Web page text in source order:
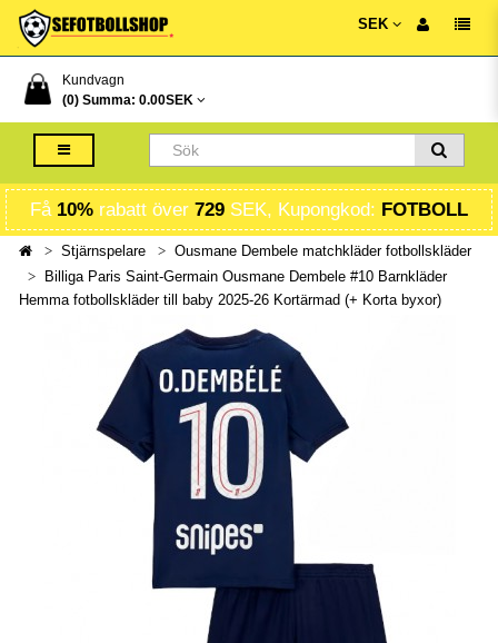
SEK
Kundvagn
(0) Summa: 0.00SEK
Få 10% rabatt över 729 SEK, Kupongkod: FOTBOLL
Stjärnspelare
Ousmane Dembele matchkläder fotbollskläder
Billiga Paris Saint-Germain Ousmane Dembele #10 Barnkläder
Hemma fotbollskläder till baby 2025-26 Kortärmad (+ Korta byxor)